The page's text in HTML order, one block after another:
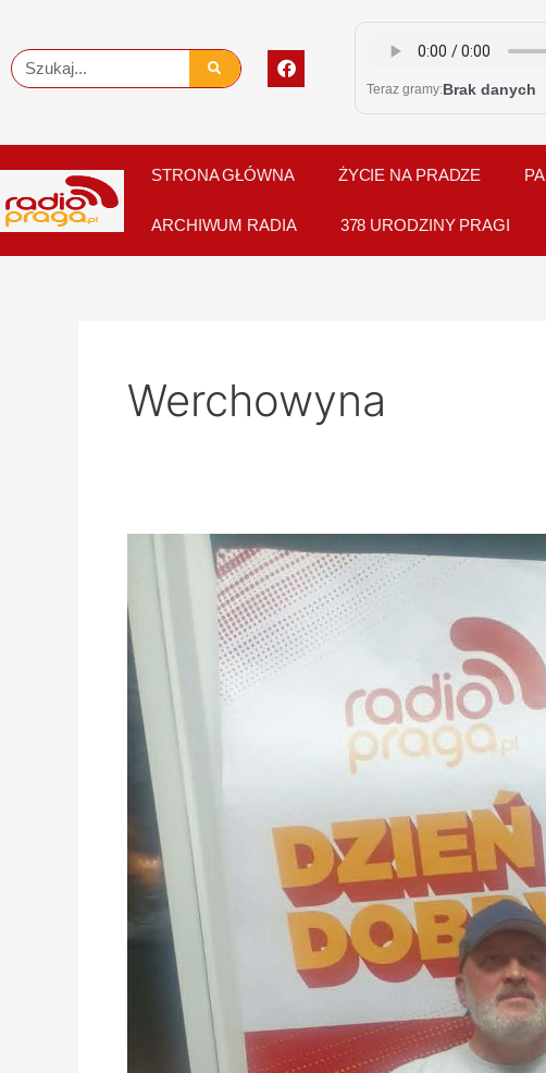
content
Szukaj
F
a
c
o
o
k
Teraz gramy:Brak danych
STRONA GŁÓWNA ŻYCIE NA PRADZE
ARCHIWUM RADIA 378 URODZINY PRAGI
Werchowyna
Festiwal
Korzenie
Europy.
Maciej
Szajkowski
studio
Radio
Praga.
POSŁUCHAJ
ROZMOWY